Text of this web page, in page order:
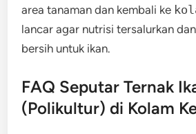
area tanaman dan kembali ke
lancar agar nutrisi tersalurkan
bersih untuk ikan.
FAQ Seputar Ternak
(Polikultur) di Kolam